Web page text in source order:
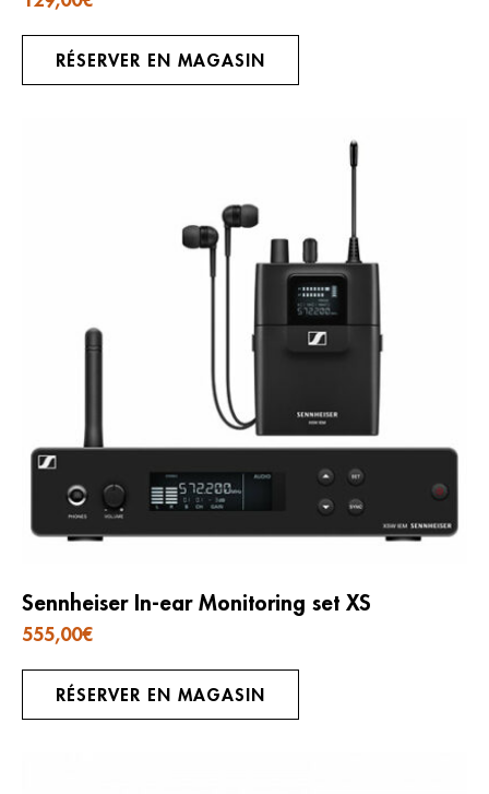
RÉSERVER EN MAGASIN
Sennheiser In-ear Monitoring set XS
555,00€
RÉSERVER EN MAGASIN